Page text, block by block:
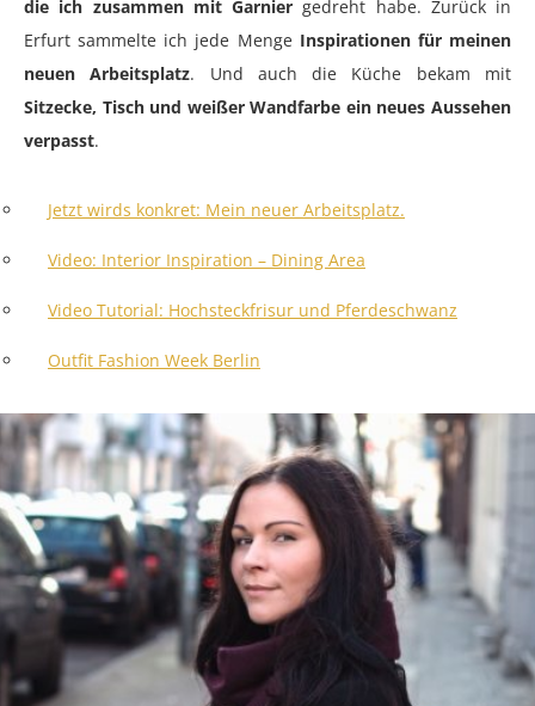
die ich zusammen mit Garnier gedreht habe. Zurück in
Erfurt sammelte ich jede MengeInspirationen für meinen
neuen Arbeitsplatz. Und auch die Küche bekam mit
Sitzecke, Tisch und weißer Wandfarbe ein neues Aussehen
verpasst.
Jetzt wirds konkret: Mein neuer Arbeitsplatz.
Video: Interior Inspiration – Dining Area
Video Tutorial: Hochsteckfrisur und Pferdeschwanz
Outfit Fashion Week Berlin